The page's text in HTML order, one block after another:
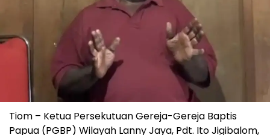
Tiom – Ketua Persekutuan Gereja-Gereja Baptis
Papua (PGBP) Wilayah Lanny Jaya, Pdt. Ito Jigibalom,